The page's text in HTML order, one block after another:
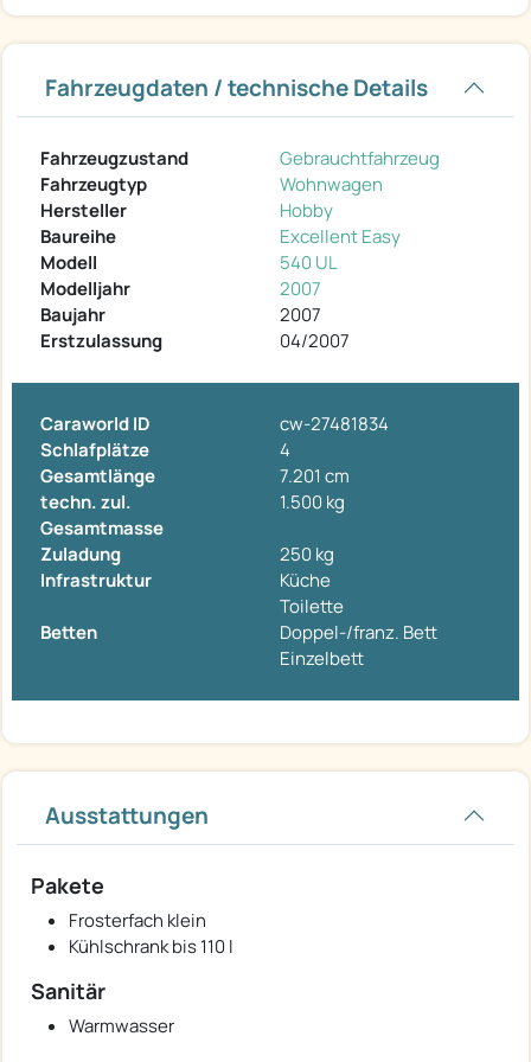
Fahrzeugdaten / technische Details
Fahrzeugzustand
Gebrauchtfahrzeug
Fahrzeugtyp
Wohnwagen
Hersteller
Hobby
Baureihe
Excellent Easy
Modell
540 UL
Modelljahr
2007
Baujahr
2007
Erstzulassung
04/2007
Caraworld ID
cw-27481834
Schlafplätze
4
Gesamtlänge
7.201 cm
techn. zul.
Gesamtmasse
1.500 kg
Zuladung
250 kg
Infrastruktur
Küche
Toilette
Betten
Doppel-/franz. Bett
Einzelbett
Ausstattungen
Pakete
Frosterfach klein
Kühlschrank bis 110 l
Sanitär
Warmwasser